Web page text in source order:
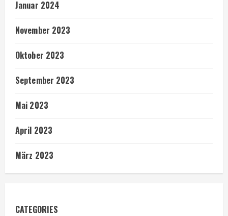
Januar 2024
November 2023
Oktober 2023
September 2023
Mai 2023
April 2023
März 2023
CATEGORIES